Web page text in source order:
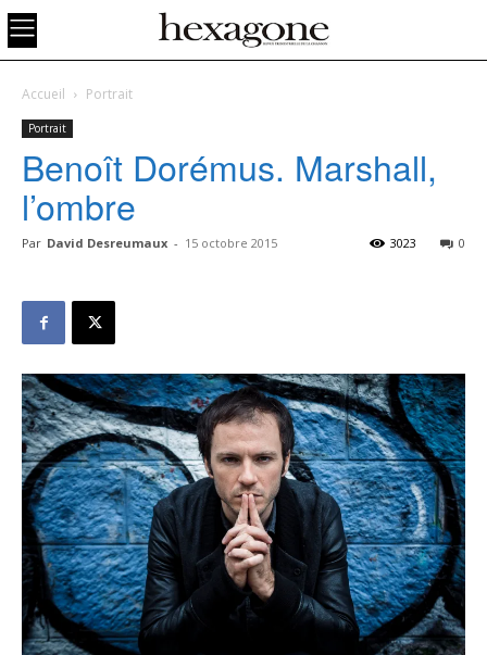
Accueil Portrait
Portrait
Benoît Dorémus. Marshall,
l’ombre
Par David Desreumaux - 15 octobre 2015 0
3023